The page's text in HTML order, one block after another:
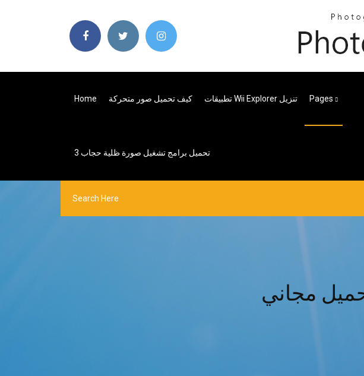
Home كيف تحميل صور متحركة تطبيقات Wii Explorer تنزيل Pages
تحميل برامج تشغيل صورة ظلية حجاب 3